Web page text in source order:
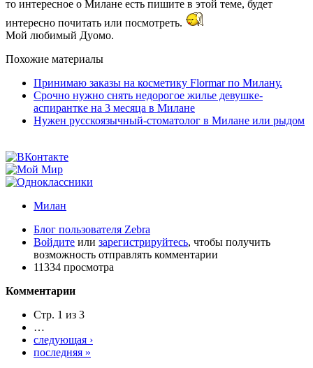
то интересное о Милане есть пишите в этой теме, будет
интересно почитать или посмотреть.
Мой любимый Дуомо.
Похожие материалы
Принимаю заказы на косметику Flormar по Милану.
Срочно нужно снять недорогое жилье девушке-
аспирантке на 3 месяца в Милане
Нужен русскоязычный-стоматолог в Милане или рыдом
Милан
Блог пользователя Zebra
Войдите или зарегистрируйтесь, чтобы получить
возможность отправлять комментарии
11334 просмотра
Комментарии
Стр. 1 из 3
…
следующая ›
последняя »